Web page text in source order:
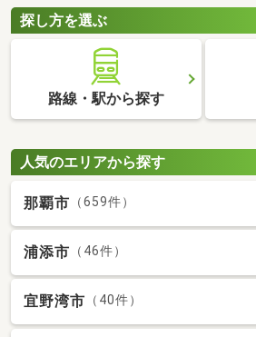
えるお部屋を見つけてくださいね。
探し方を選ぶ
路線・駅から探す
人気のエリアから探す
那覇市 （659件）
浦添市 （46件）
宜野湾市 （40件）